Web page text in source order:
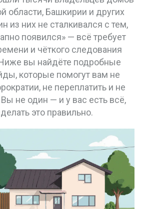
области, Башкирии и других
из них не сталкивался с тем,
появился» — всё требует
и чёткого следования
вы найдёте подробные
которые помогут вам не
не переплатить и не
Вы не один — и у вас есть всё,
это правильно.